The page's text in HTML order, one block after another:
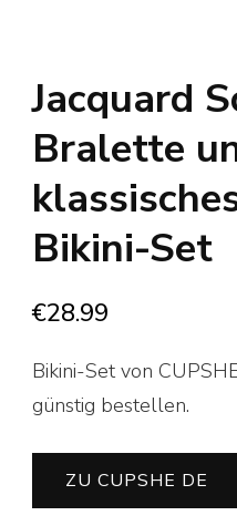
Jacquard
Bralette
Bikini-Set
€28.99
Bikini-Set von
günstig bestellen.
ZU CUPSHE DE